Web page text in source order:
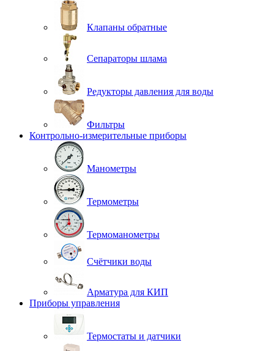
Клапаны обратные
Сепараторы шлама
Редукторы давления для воды
Фильтры
Контрольно-измерительные приборы
Манометры
Термометры
Термоманометры
Счётчики воды
Арматура для КИП
Приборы управления
Термостаты и датчики